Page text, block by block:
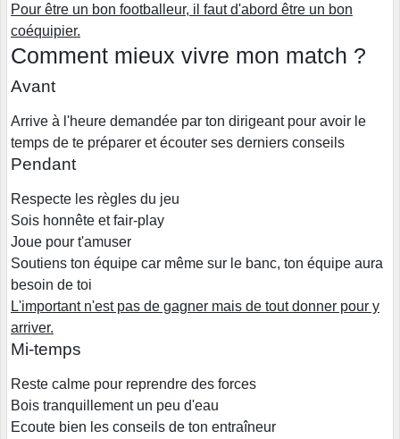
Pour être un bon footballeur, il faut d'abord être un bon
coéquipier.
Comment mieux vivre mon match ?
Avant
Arrive à l'heure demandée par ton dirigeant pour avoir le
temps de te préparer et écouter ses derniers conseils
Pendant
Respecte les règles du jeu
Sois honnête et fair-play
Joue pour t'amuser
Soutiens ton équipe car même sur le banc, ton équipe aura
besoin de toi
L'important n'est pas de gagner mais de tout donner pour y
arriver.
Mi-temps
Reste calme pour reprendre des forces
Bois tranquillement un peu d'eau
Ecoute bien les conseils de ton entraîneur